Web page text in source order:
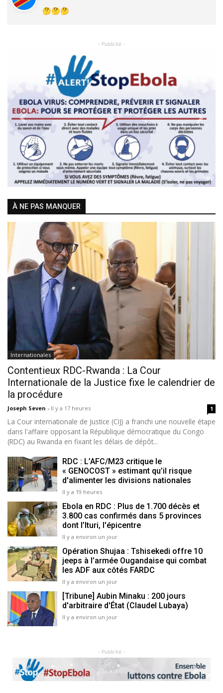
🤔🤔🤔
- Publicité -
Previous Next
À NE PAS MANQUER
Internationales
Contentieux RDC-Rwanda : La Cour
Internationale de la Justice fixe le calendrier de
la procédure
Joseph Seven - Il y a 17 heures 1
La Cour internationale de Justice (CIJ) a franchi une nouvelle étape
dans l'affaire opposant la République démocratique du Congo
(RDC) au Rwanda en fixant les délais de dépôt...
RDC : L’AFC/M23 critique le
« GENOCOST » estimant qu’il risque
d'alimenter les divisions nationales
Il y a 19 heures
Ebola en RDC : Plus de 1.700 décès et
3.800 cas confirmés dans 5 provinces
dont l’Ituri, l'épicentre
Il y a environ un jour
Opération Shujaa : Tshisekedi offre 10
jeeps à l’armée Ougandaise qui combat
les ADF aux côtés FARDC
Il y a environ un jour
[Tribune] Aubin Minaku : 200 jours
d'arbitraire d'État (Claudel Lubaya)
Il y a environ un jour
- Publicité -
Previous Next